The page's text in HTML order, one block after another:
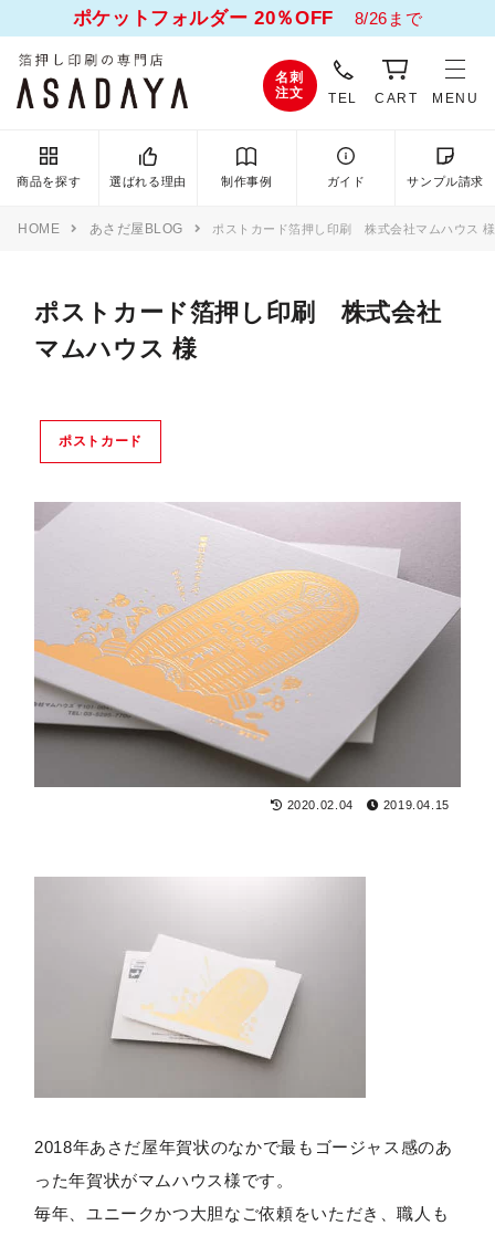
ポケットフォルダー 20％OFF 8/26まで
名刺
注文
TEL CART MENU
商品を探す 選ばれる理由 制作事例 ガイド サンプル請求
HOME あさだ屋BLOG ポストカード箔押し印刷 株式会社マムハウス 様
ポストカード箔押し印刷 株式会社
マムハウス 様
ポストカード
2020.02.04 2019.04.15
2018年あさだ屋年賀状のなかで最もゴージャス感のあ
った年賀状がマムハウス様です。
毎年、ユニークかつ大胆なご依頼をいただき、職人も